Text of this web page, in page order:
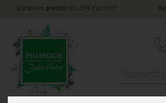
Livraison gratuite dès 89€ d’achats *